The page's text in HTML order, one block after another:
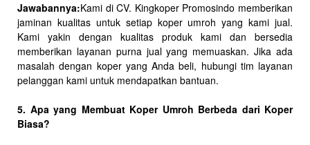
Jawabannya:Kami di CV. Kingkoper Promosindo memberikan
jaminan kualitas untuk setiap koper umroh yang kami jual.
Kami yakin dengan kualitas produk kami dan bersedia
memberikan layanan purna jual yang memuaskan. Jika ada
masalah dengan koper yang Anda beli, hubungi tim layanan
pelanggan kami untuk mendapatkan bantuan.
5. Apa yang Membuat Koper Umroh Berbeda dari Koper
Biasa?